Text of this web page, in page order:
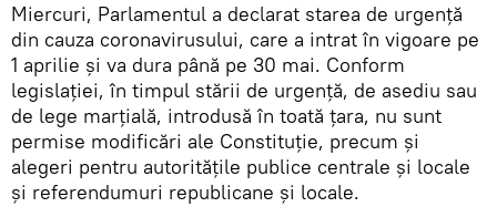
Miercuri, Parlamentul a declarat starea de urgență
din cauza coronavirusului, care a intrat în vigoare pe
1 aprilie și va dura până pe 30 mai. Conform
legislației, în timpul stării de urgență, de asediu sau
de lege marțială, introdusă în toată țara, nu sunt
permise modificări ale Constituție, precum și
alegeri pentru autoritățile publice centrale și locale
și referendumuri republicane și locale.